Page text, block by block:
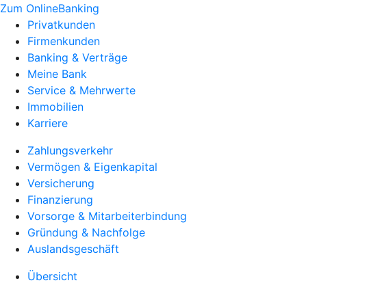
Zum OnlineBanking
Privatkunden
Firmenkunden
Banking & Verträge
Meine Bank
Service & Mehrwerte
Immobilien
Karriere
Zahlungsverkehr
Vermögen & Eigenkapital
Versicherung
Finanzierung
Vorsorge & Mitarbeiterbindung
Gründung & Nachfolge
Auslandsgeschäft
Übersicht